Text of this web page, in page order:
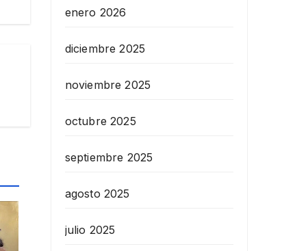
enero 2026
diciembre 2025
noviembre 2025
octubre 2025
septiembre 2025
agosto 2025
julio 2025